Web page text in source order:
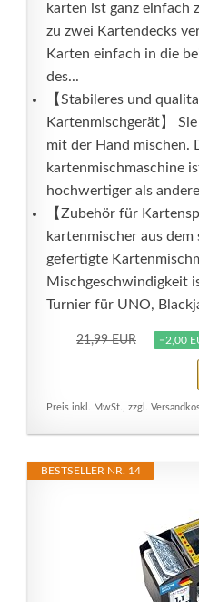
karten ist ganz einfach
zu zwei Kartendecks
Karten einfach in die
des...
【Stabileres und
Kartenmischgerät】
mit der Hand mischen.
kartenmischmaschine
hochwertiger als
【Zubehör für
kartenmischer aus dem
gefertigte
Mischgeschwindigkeit
Turnier für UNO,
21,99 EUR −2,00
Preis inkl. MwSt., zzgl.
BESTSELLER NR. 14